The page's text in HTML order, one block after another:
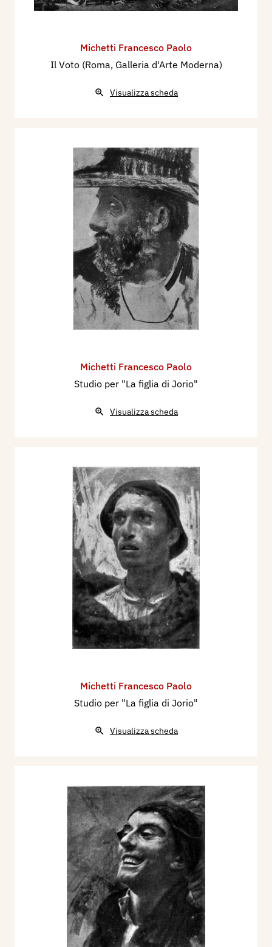
Michetti Francesco Paolo
Il Voto (Roma, Galleria d'Arte Moderna)
Visualizza scheda
Michetti Francesco Paolo
Studio per "La figlia di Jorio"
Visualizza scheda
Michetti Francesco Paolo
Studio per "La figlia di Jorio"
Visualizza scheda